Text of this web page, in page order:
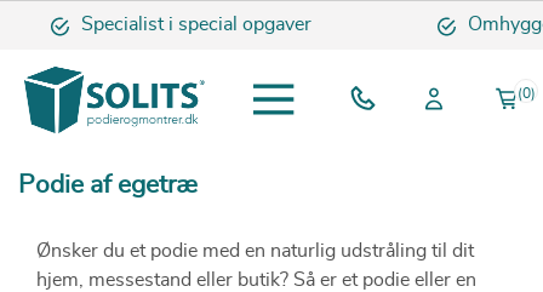
Specialist i special opgaver
(0)
Podie af egetræ
Ønsker du et podie med en naturlig udstråling til dit
hjem, messestand eller butik? Så er et podie eller en